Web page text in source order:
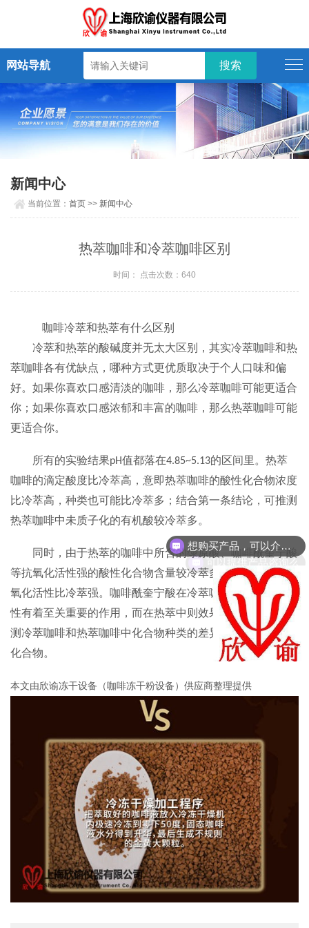
网站导航
新闻中心
当前位置：首页 >> 新闻中心
热萃咖啡和冷萃咖啡区别
时间： 点击次数：640
咖啡冷萃和热萃有什么区别
冷萃和热萃的酸碱度并无太大区别，其实冷萃咖啡和热
萃咖啡各有优缺点，哪种方式更优质取决于个人口味和偏
好。如果你喜欢口感清淡的咖啡，那么冷萃咖啡可能更适合
你；如果你喜欢口感浓郁和丰富的咖啡，那么热萃咖啡可能
更适合你。
所有的实验结果pH值都落在4.85~5.13的区间里。热萃
咖啡的滴定酸度比冷萃高，意即热萃咖啡的酸性化合物浓度
比冷萃高，种类也可能比冷萃多；结合第一条结论，可推测
热萃咖啡中未质子化的有机酸较冷萃多。
同时，由于热萃的咖啡中所含的绿原酸、咖啡酰奎宁酸
等抗氧化活性强的酸性化合物含量较冷萃多，热萃咖啡的抗
氧化活性比冷萃强。咖啡酰奎宁酸在冷萃咖啡中对抗氧化活
性有着至关重要的作用，而在热萃中则效果平平，由此可推
测冷萃咖啡和热萃咖啡中化合物种类的差异主要集中在酸性
化合物。
本文由欣谕冻干设备（咖啡冻干粉设备）供应商整理提供
想购买产品，可以介绍下你们的产品么？
可以提供产品咨询么